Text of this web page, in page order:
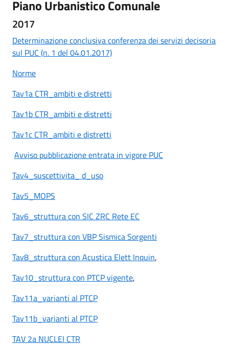
Piano Urbanistico Comunale
2017
Determinazione conclusiva conferenza dei servizi decisoria
sul PUC (n. 1 del 04.01.2017)
Norme
Tav1a CTR_ambiti e distretti
Tav1b CTR_ambiti e distretti
Tav1c CTR_ambiti e distretti
Avviso pubblicazione entrata in vigore PUC
Tav4_suscettivita_ d_uso
Tav5_MOPS
Tav6_struttura con SIC ZRC Rete EC
Tav7_struttura con VBP Sismica Sorgenti
Tav8_struttura con Acustica Elett Inquin,
Tav10_struttura con PTCP vigente,
Tav11a_varianti al PTCP
Tav11b_varianti al PTCP
TAV 2a NUCLEI CTR